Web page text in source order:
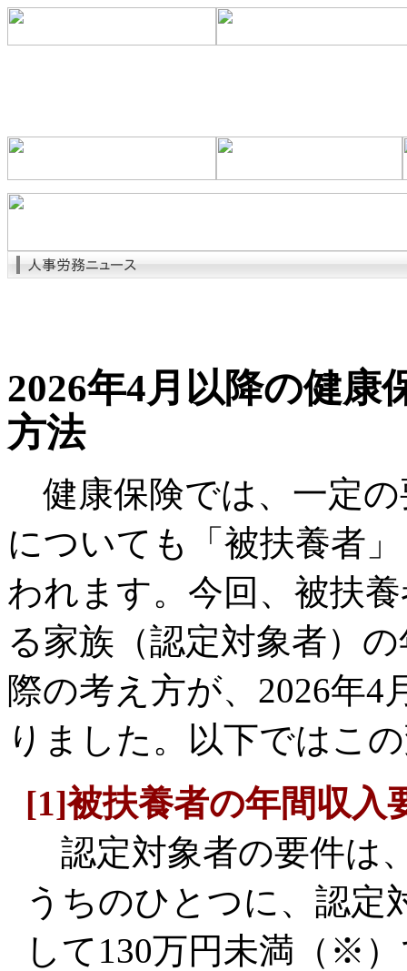
2026年4月以降の健康
方法
健康保険では、一定
についても「被扶養者
われます。今回、被扶
る家族（認定対象者）
際の考え方が、2026年
りました。以下ではこ
[1]被扶養者の年間収入
認定対象者の要件は
うちのひとつに、認定
して130万円未満（※